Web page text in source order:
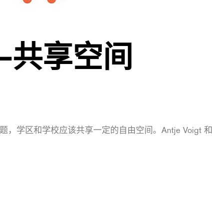
共享空间
，学区和学校应该共享一定的自由空间。Antje Voigt 和